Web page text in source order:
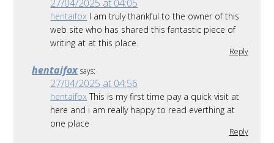
27/04/2025 at 04:05
hentaifox I am truly thankful to the owner of this
web site who has shared this fantastic piece of
writing at at this place.
Reply
hentaifox says:
27/04/2025 at 04:56
hentaifox This is my first time pay a quick visit at
here and i am really happy to read everthing at
one place
Reply